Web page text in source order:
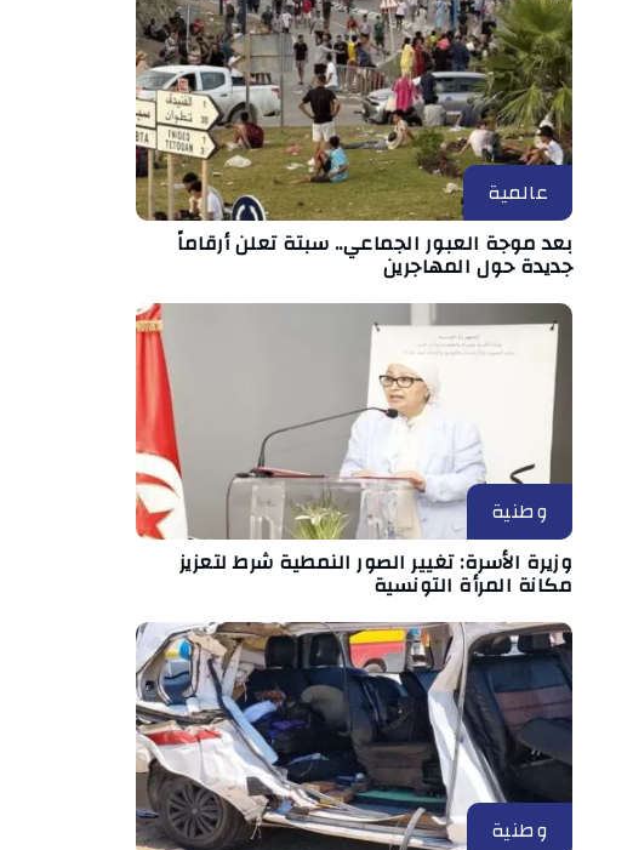
عالمية
بعد موجة العبور الجماعي.. سبتة تعلن أرقاماً
جديدة حول المهاجرين
وطنية
وزيرة الأسرة: تغيير الصور النمطية شرط لتعزيز
مكانة المرأة التونسية
وطنية